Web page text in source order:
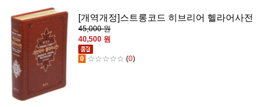
[개역개정]스트롱코드 히브리어 헬라어사전
45,000 원
40,500 원
0 ☆☆☆☆☆ (0)